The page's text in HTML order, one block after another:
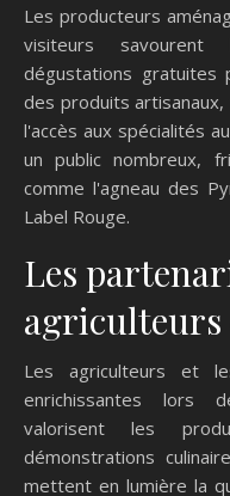
Les producteurs
visiteurs
dégustations gratuites
des produits
l'accès aux spécialités
un public nombreux,
comme l'agneau des
Label Rouge.
Les
agriculteurs
Les agriculteurs et
enrichissantes lors
valorisent les
démonstrations
mettent en lumière la